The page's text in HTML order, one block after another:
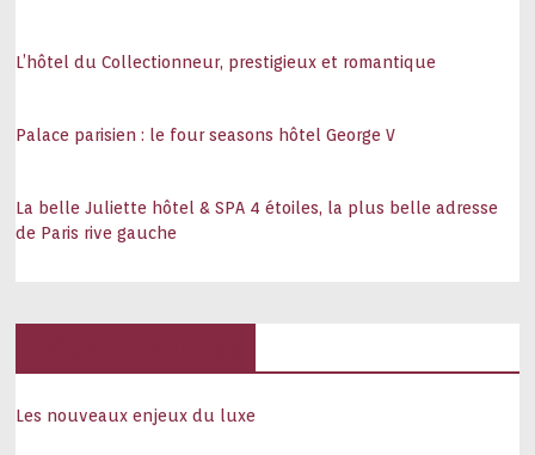
L’hôtel du Collectionneur, prestigieux et romantique
Palace parisien : le four seasons hôtel George V
La belle Juliette hôtel & SPA 4 étoiles, la plus belle adresse
de Paris rive gauche
Les nouveaux enjeux du luxe